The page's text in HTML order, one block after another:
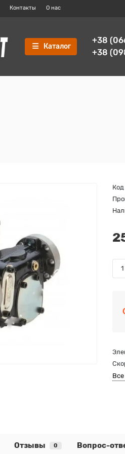
Контакты О нас
Каталог
+38
+38
Код
Отзывы 0 Вопрос-